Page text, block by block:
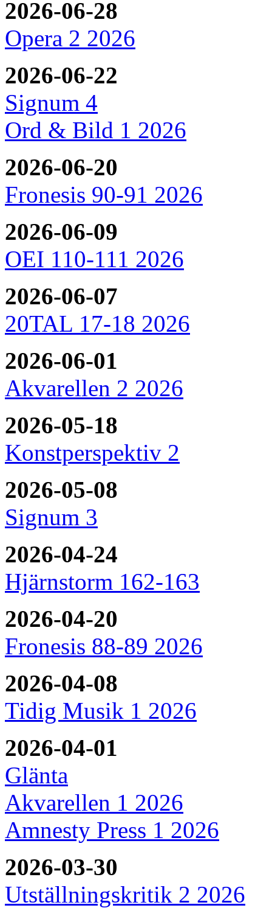
2026-06-28
Opera 2 2026
2026-06-22
Signum 4
Ord & Bild 1 2026
2026-06-20
Fronesis 90-91 2026
2026-06-09
OEI 110-111 2026
2026-06-07
20TAL 17-18 2026
2026-06-01
Akvarellen 2 2026
2026-05-18
Konstperspektiv 2
2026-05-08
Signum 3
2026-04-24
Hjärnstorm 162-163
2026-04-20
Fronesis 88-89 2026
2026-04-08
Tidig Musik 1 2026
2026-04-01
Glänta
Akvarellen 1 2026
Amnesty Press 1 2026
2026-03-30
Utställningskritik 2 2026